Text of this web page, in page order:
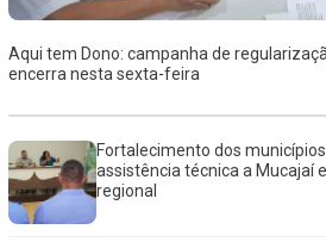
Aqui tem Dono: campanha de
encerra nesta sexta-feira
Fortalecimento dos
assistência técnica a Mucajaí
regional